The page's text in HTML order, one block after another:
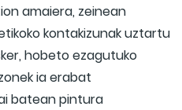
amaiera, zeinean
kontakizunak uztartu
hobeto ezagutuko
ia erabat
batean pintura